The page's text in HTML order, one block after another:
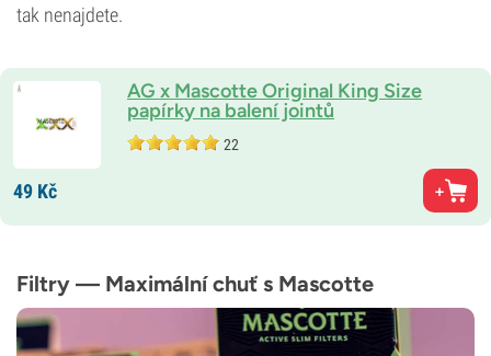
tak nenajdete.
AG x Mascotte Original King Size
papírky na balení jointů
22
49 Kč
Filtry — Maximální chuť s Mascotte